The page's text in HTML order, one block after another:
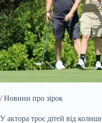
/ Новини про зірок
У актора троє дітей від